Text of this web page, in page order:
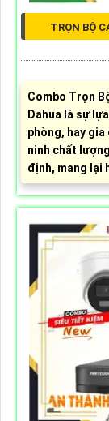
TRỌN BỘ
Combo Trọn
Dahua là sự
phòng, hay
ninh chất
định, mang lại